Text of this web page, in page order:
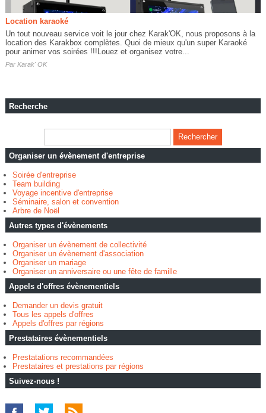
Location karaoké
Un tout nouveau service voit le jour chez Karak'OK, nous proposons à la
location des Karakbox complètes. Quoi de mieux qu'un super Karaoké
pour animer vos soirées !!!Louez et organisez votre...
Par Karak' OK
Recherche
Organiser un évènement d'entreprise
Soirée d'entreprise
Team building
Voyage incentive d'entreprise
Séminaire, salon et convention
Arbre de Noël
Autres types d'évènements
Organiser un évènement de collectivité
Organiser un évènement d'association
Organiser un mariage
Organiser un anniversaire ou une fête de famille
Appels d'offres évènementiels
Demander un devis gratuit
Tous les appels d'offres
Appels d'offres par régions
Prestataires évènementiels
Prestatations recommandées
Prestataires et prestations par régions
Suivez-nous !